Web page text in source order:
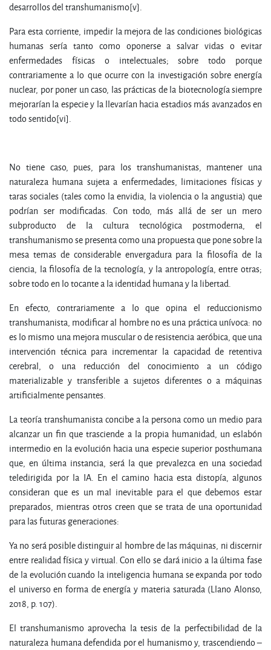
desarrollos del transhumanismo[v].
Para esta corriente, impedir la mejora de las condiciones biológicas
humanas sería tanto como oponerse a salvar vidas o evitar
enfermedades físicas o intelectuales; sobre todo porque
contrariamente a lo que ocurre con la investigación sobre energía
nuclear, por poner un caso, las prácticas de la biotecnología siempre
mejorarían la especie y la llevarían hacia estadios más avanzados en
todo sentido[vi].
No tiene caso, pues, para los transhumanistas, mantener una
naturaleza humana sujeta a enfermedades, limitaciones físicas y
taras sociales (tales como la envidia, la violencia o la angustia) que
podrían ser modificadas. Con todo, más allá de ser un mero
subproducto de la cultura tecnológica postmoderna, el
transhumanismo se presenta como una propuesta que pone sobre la
mesa temas de considerable envergadura para la filosofía de la
ciencia, la filosofía de la tecnología, y la antropología, entre otras;
sobre todo en lo tocante a la identidad humana y la libertad.
En efecto, contrariamente a lo que opina el reduccionismo
transhumanista, modificar al hombre no es una práctica unívoca: no
es lo mismo una mejora muscular o de resistencia aeróbica, que una
intervención técnica para incrementar la capacidad de retentiva
cerebral, o una reducción del conocimiento a un código
materializable y transferible a sujetos diferentes o a máquinas
artificialmente pensantes.
La teoría transhumanista concibe a la persona como un medio para
alcanzar un fin que trasciende a la propia humanidad, un eslabón
intermedio en la evolución hacia una especie superior posthumana
que, en última instancia, será la que prevalezca en una sociedad
teledirigida por la IA. En el camino hacia esta distopía, algunos
consideran que es un mal inevitable para el que debemos estar
preparados, mientras otros creen que se trata de una oportunidad
para las futuras generaciones:
Ya no será posible distinguir al hombre de las máquinas, ni discernir
entre realidad física y virtual. Con ello se dará inicio a la última fase
de la evolución cuando la inteligencia humana se expanda por todo
el universo en forma de energía y materia saturada (Llano Alonso,
2018, p. 107).
El transhumanismo aprovecha la tesis de la perfectibilidad de la
naturaleza humana defendida por el humanismo y, trascendiendo –